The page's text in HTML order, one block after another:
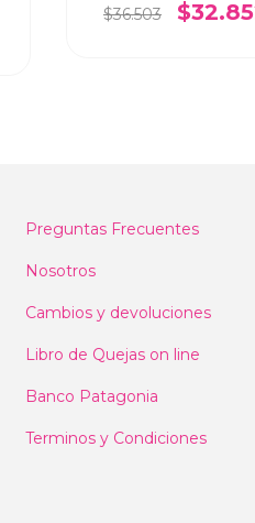
$36.503
Preguntas Frecuentes
Nosotros
Cambios y devoluciones
Libro de Quejas on line
Banco Patagonia
Terminos y Condiciones